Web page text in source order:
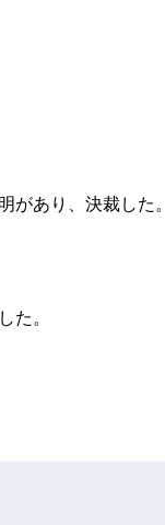
があり、決裁した。
た。